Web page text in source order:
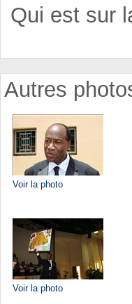
Qui est sur
Autres
Voir la photo
Voir la photo